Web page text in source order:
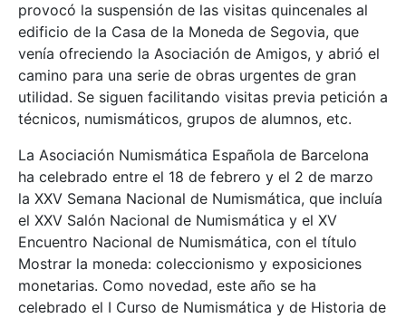
provocó la suspensión de las visitas quincenales al
edificio de la Casa de la Moneda de Segovia, que
venía ofreciendo la Asociación de Amigos, y abrió el
camino para una serie de obras urgentes de gran
utilidad. Se siguen facilitando visitas previa petición a
técnicos, numismáticos, grupos de alumnos, etc.
La Asociación Numismática Española de Barcelona
ha celebrado entre el 18 de febrero y el 2 de marzo
la XXV Semana Nacional de Numismática, que incluía
el XXV Salón Nacional de Numismática y el XV
Encuentro Nacional de Numismática, con el título
Mostrar la moneda: coleccionismo y exposiciones
monetarias. Como novedad, este año se ha
celebrado el I Curso de Numismática y de Historia de